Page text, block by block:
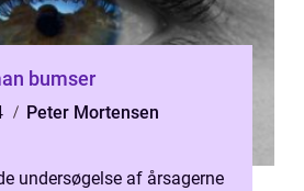
bumser
Peter Mortensen
undersøgelse af årsagerne